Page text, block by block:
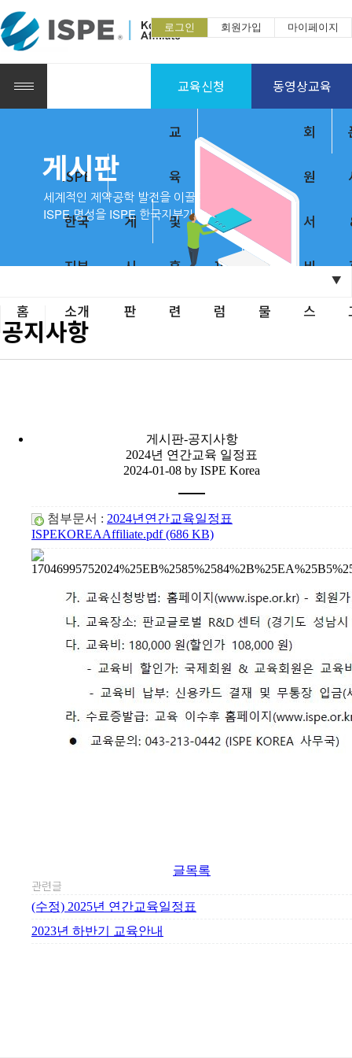
로그인 회원가입 마이페이지
홈
ISPE
한국
지부
소개
게
시
판
교
육
및
훈
련
포
럼
판
물
회
원
서
비
스
교육신청 동영상교육
게시판
세계적인 제약공학 발전을 이끌어 온
ISPE 명성을 ISPE 한국지부가 이어갑니다.
▼
공지사항